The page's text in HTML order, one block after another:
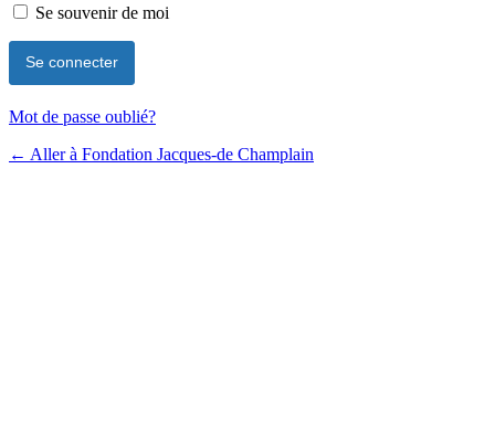
Se souvenir de moi
Mot de passe oublié?
← Aller à Fondation Jacques-de Champlain